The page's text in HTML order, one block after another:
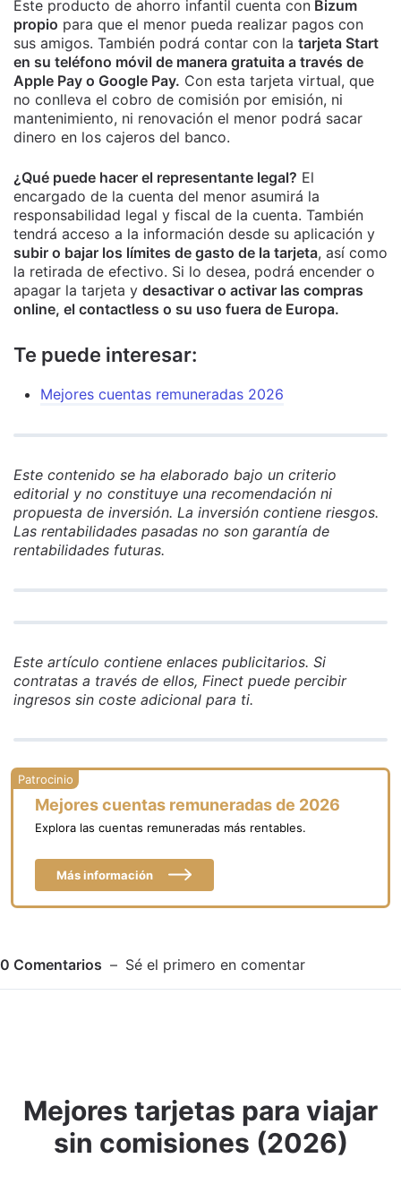
Este producto de ahorro infantil cuenta con Bizum
propio para que el menor pueda realizar pagos con
sus amigos. También podrá contar con la tarjeta Start
en su teléfono móvil de manera gratuita a través de
Apple Pay o Google Pay. Con esta tarjeta virtual, que
no conlleva el cobro de comisión por emisión, ni
mantenimiento, ni renovación el menor podrá sacar
dinero en los cajeros del banco.
¿Qué puede hacer el representante legal? El
encargado de la cuenta del menor asumirá la
responsabilidad legal y fiscal de la cuenta. También
tendrá acceso a la información desde su aplicación y
subir o bajar los límites de gasto de la tarjeta, así como
la retirada de efectivo. Si lo desea, podrá encender o
apagar la tarjeta y desactivar o activar las compras
online, el contactless o su uso fuera de Europa.
Te puede interesar:
Mejores cuentas remuneradas 2026
Este contenido se ha elaborado bajo un criterio
editorial y no constituye una recomendación ni
propuesta de inversión. La inversión contiene riesgos.
Las rentabilidades pasadas no son garantía de
rentabilidades futuras.
Este artículo contiene enlaces publicitarios. Si
contratas a través de ellos, Finect puede percibir
ingresos sin coste adicional para ti.
Mejores cuentas remuneradas de 2026
Explora las cuentas remuneradas más rentables.
Más información
0 Comentarios Sé el primero en comentar
Adjuntar imagen Comentar
Mejores tarjetas para viajar
sin comisiones (2026)